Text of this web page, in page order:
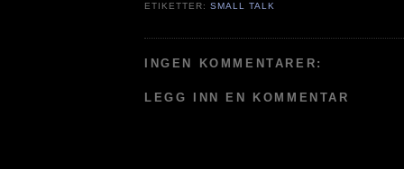
ETIKETTER:SMALL TALK
INGEN KOMMENTARER:
LEGG INN EN KOMMENTAR